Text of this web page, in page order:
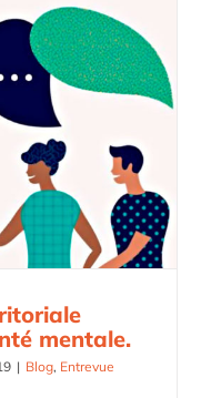
mentale.
| Blog, Entrevue